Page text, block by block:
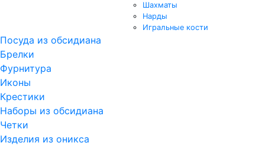
Шахматы
Нарды
Игральные кости
Посуда из обсидиана
Брелки
Фурнитура
Иконы
Крестики
Наборы из обсидиана
Четки
Изделия из оникса